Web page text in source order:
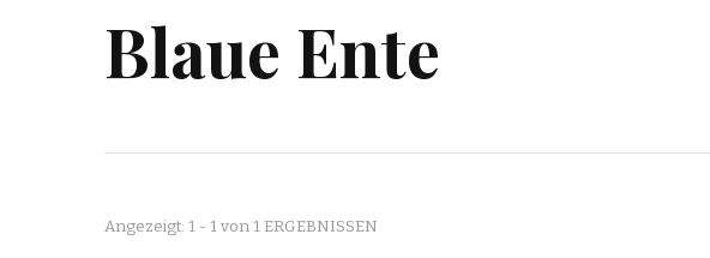
Blaue Ente
Angezeigt: 1 - 1 von 1 ERGEBNISSEN